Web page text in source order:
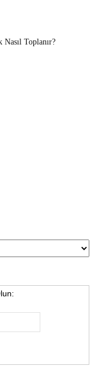
Toplanır?